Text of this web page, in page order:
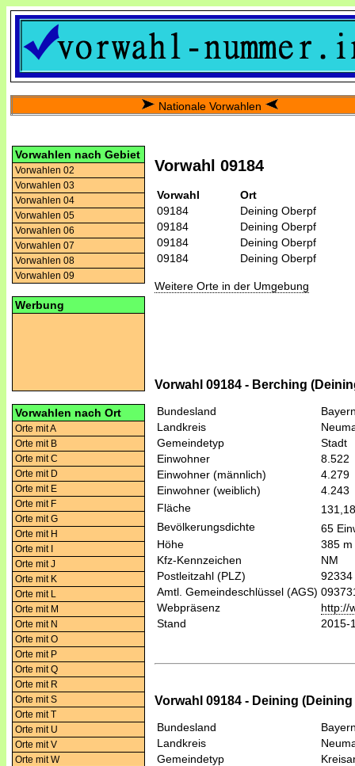
Nationale Vorwahlen
Vorwahlen nach Gebiet
Vorwahlen 02
Vorwahlen 03
Vorwahlen 04
Vorwahlen 05
Vorwahlen 06
Vorwahlen 07
Vorwahlen 08
Vorwahlen 09
Werbung
Vorwahlen nach Ort
Orte mit A
Orte mit B
Orte mit C
Orte mit D
Orte mit E
Orte mit F
Orte mit G
Orte mit H
Orte mit I
Orte mit J
Orte mit K
Orte mit L
Orte mit M
Orte mit N
Orte mit O
Orte mit P
Orte mit Q
Orte mit R
Orte mit S
Orte mit T
Orte mit U
Orte mit V
Orte mit W
Vorwahl 09184
Vorwahl
Ort
09184
Deining Oberpf
09184
Deining Oberpf
09184
Deining Oberpf
09184
Deining Oberpf
Weitere Orte in der Umgebung
Vorwahl 09184 - Berching
Bundesland
Landkreis
Gemeindetyp
Stadt
Einwohner
8.522
Einwohner (männlich)
4.279
Einwohner (weiblich)
4.243
Fläche
Bevölkerungsdichte
65
Höhe
385 m
Kfz-Kennzeichen
NM
Postleitzahl (PLZ)
92334
Amtl. Gemeindeschlüssel (AGS)
Webpräsenz
http://
Stand
2015-
Vorwahl 09184 - Deining
Bundesland
Landkreis
Gemeindetyp